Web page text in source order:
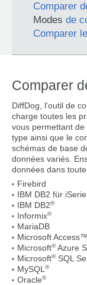
Comparer
Modes de
Comparer
Comparer
DiffDog, l’outil de
charge toutes les
vous permettant
type ainsi que le
schémas de base
données variés.
données dans
Firebird
IBM DB2 für
IBM DB2®
Informix®
MariaDB
Microsoft Access™
Microsoft®Azure
Microsoft®SQL
MySQL ®
Oracle®